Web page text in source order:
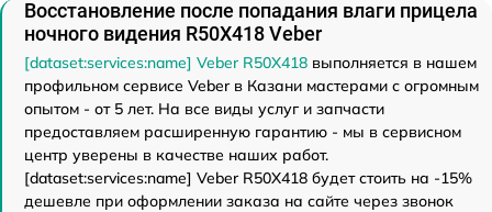
Восстановление после попадания влаги прицела
ночного видения R50X418 Veber
[dataset:services:name] Veber R50X418 выполняется в нашем
профильном сервисе Veber в Казани мастерами с огромным
опытом - от 5 лет. На все виды услуг и запчасти
предоставляем расширенную гарантию - мы в сервисном
центр уверены в качестве наших работ.
[dataset:services:name] Veber R50X418 будет стоить на -15%
дешевле при оформлении заказа на сайте через звонок